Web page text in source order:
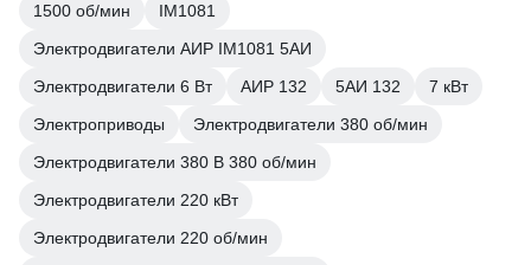
1500 об/мин
IM1081
Электродвигатели АИР IM1081 5АИ
Электродвигатели 6 Вт
АИР 132 5АИ 132
7 кВт
Электроприводы
Электродвигатели 380 об/мин
Электродвигатели 380 В 380 об/мин
Электродвигатели 220 кВт
Электродвигатели 220 об/мин